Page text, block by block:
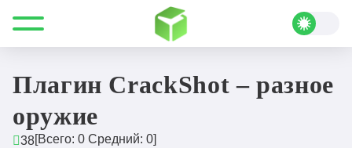
Все для Minecraft Плагины Меню и интерфейсы
Плагин CrackShot – разное оружие
Плагин CrackShot – разное
оружие
38[Всего: 0 Средний: 0]